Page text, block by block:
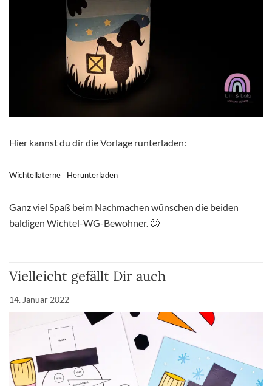
Hier kannst du dir die Vorlage runterladen:
Wichtellaterne Herunterladen
Ganz viel Spaß beim Nachmachen wünschen die beiden
baldigen Wichtel-WG-Bewohner. 🙂
Vielleicht gefällt Dir auch
14. Januar 2022